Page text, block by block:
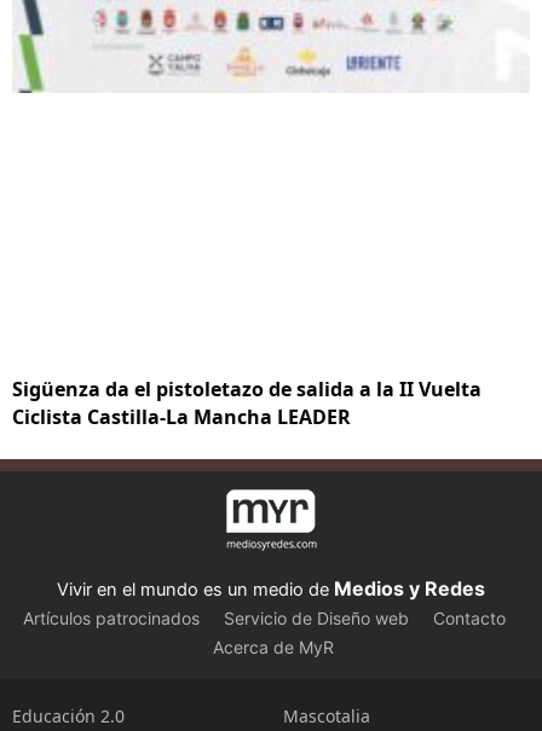
Sigüenza da el pistoletazo de salida a la II Vuelta
Ciclista Castilla-La Mancha LEADER
Vivir en el mundo es un medio de Medios y Redes
Artículos patrocinados Servicio de Diseño web
Contacto
Acerca de MyR
Educación 2.0
Mascotalia